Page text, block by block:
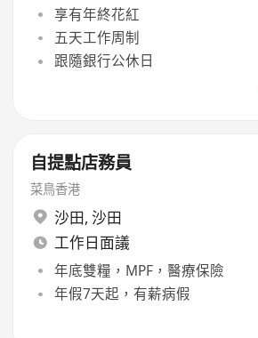
享有年終花紅
五天工作周制
跟隨銀行公休日
自提點店務員
菜鳥香港
沙田, 沙田
工作日面議
年底雙糧，MPF，醫療保險
年假7天起，有薪病假